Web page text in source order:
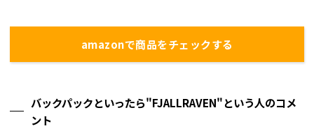
amazonで商品をチェックする
バックパックといったら"FJALLRAVEN"という人のコメ
ント